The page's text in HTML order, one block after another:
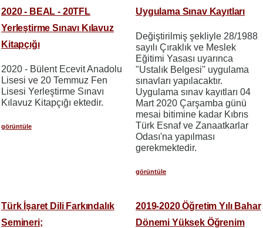
2020 - BEAL - 20TFL
Yerleştirme Sınavı Kılavuz
Kitapçığı
2020 - Bülent Ecevit Anadolu
Lisesi ve 20 Temmuz Fen
Lisesi Yerleştirme Sınavı
Kılavuz Kitapçığı ektedir.
görüntüle
Uygulama Sınav Kayıtları
Değiştirilmiş şekliyle 28/1988
sayılı Çıraklık ve Meslek
Eğitimi Yasası uyarınca
"Ustalık Belgesi'' uygulama
sınavları yapılacaktır.
Uygulama sınav kayıtları 04
Mart 2020 Çarşamba günü
mesai bitimine kadar Kıbrıs
Türk Esnaf ve Zanaatkarlar
Odası'na yapılması
gerekmektedir.
görüntüle
Türk İşaret Dili Farkındalık
Semineri;
2019-2020 Öğretim Yılı Bahar
Dönemi Yüksek Öğrenim